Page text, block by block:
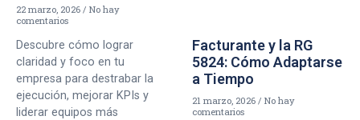
22 marzo, 2026
No hay
comentarios
Descubre cómo lograr
claridad y foco en tu
empresa para destrabar la
ejecución, mejorar KPIs y
liderar equipos más
Facturante y la RG
5824: Cómo Adaptarse
a Tiempo
21 marzo, 2026
No hay
comentarios